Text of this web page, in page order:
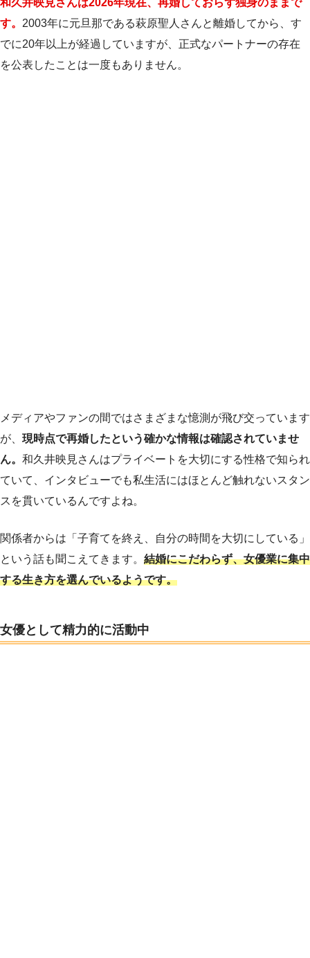
和久井映見さんは2026年現在、再婚しておらず独身のままで
す。 2003年に元旦那である萩原聖人さんと離婚してから、す
でに20年以上が経過していますが、正式なパートナーの存在
を公表したことは一度もありません。
メディアやファンの間ではさまざまな憶測が飛び交っています
が、 現時点で再婚したという確かな情報は確認されていませ
ん。 和久井映見さんはプライベートを大切にする性格で知られ
ていて、インタビューでも私生活にはほとんど触れないスタン
スを貫いているんですよね。
関係者からは「子育てを終え、自分の時間を大切にしている」
という話も聞こえてきます。 結婚にこだわらず、女優業に集中
する生き方を選んでいるようです。
女優として精力的に活動中